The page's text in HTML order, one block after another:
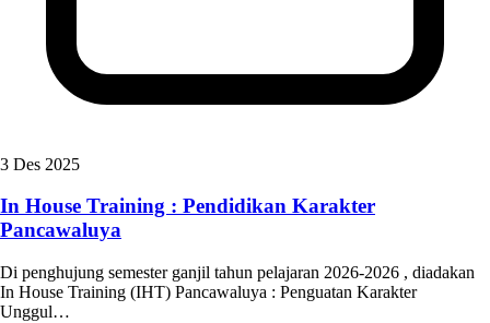
3 Des 2025
In House Training : Pendidikan Karakter
Pancawaluya
Di penghujung semester ganjil tahun pelajaran 2026-2026 , diadakan
In House Training (IHT) Pancawaluya : Penguatan Karakter
Unggul…